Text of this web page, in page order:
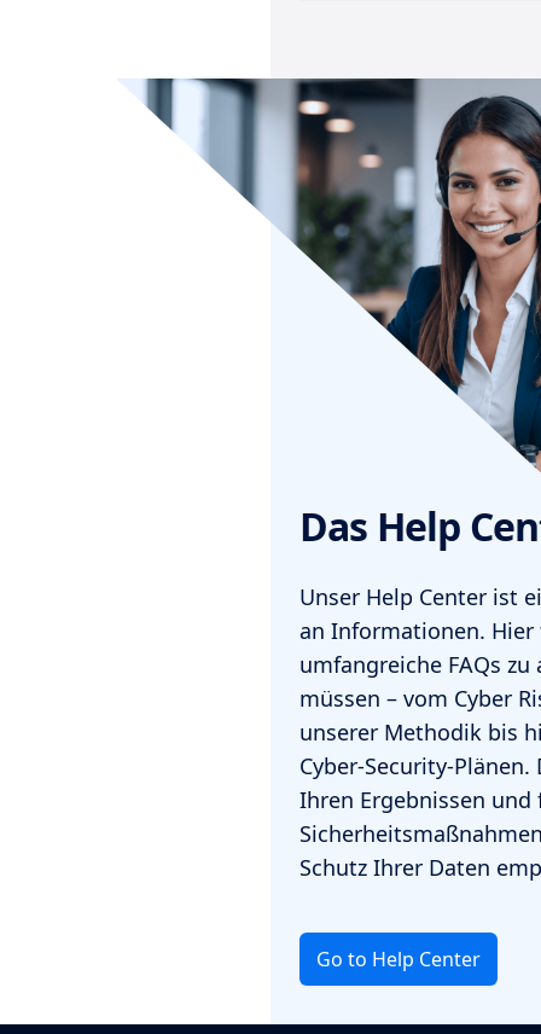
Das Help
Unser Help Center ist
an Informationen. Hier
umfangreiche FAQs
müssen – vom Cyber
unserer Methodik bis
Cyber-Security-
Ihren Ergebnissen und
Schutz Ihrer Daten
Go to Help Center